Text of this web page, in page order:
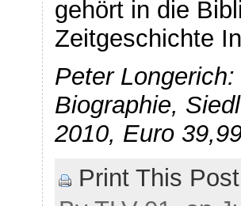
gehört in die
Zeitgeschichte
Peter
Biographie,
2010, Euro
Print This Post